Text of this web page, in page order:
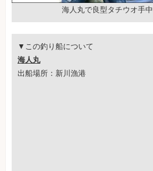
海人丸で良型タチウオ手中
▼この釣り船について
海人丸
出船場所：新川漁港